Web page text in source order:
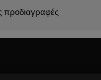
προδιαγραφές